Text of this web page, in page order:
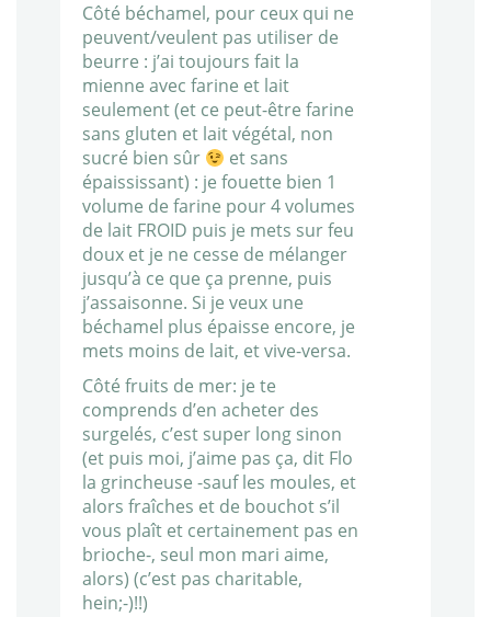
Côté béchamel, pour ceux qui ne
peuvent/veulent pas utiliser de
beurre : j’ai toujours fait la
mienne avec farine et lait
seulement (et ce peut-être farine
sans gluten et lait végétal, non
sucré bien sûr
et sans
épaississant) : je fouette bien 1
volume de farine pour 4 volumes
de lait FROID puis je mets sur feu
doux et je ne cesse de mélanger
jusqu’à ce que ça prenne, puis
j’assaisonne. Si je veux une
béchamel plus épaisse encore, je
mets moins de lait, et vive-versa.
Côté fruits de mer: je te
comprends d’en acheter des
surgelés, c’est super long sinon
(et puis moi, j’aime pas ça, dit Flo
la grincheuse -sauf les moules, et
alors fraîches et de bouchot s’il
vous plaît et certainement pas en
brioche-, seul mon mari aime,
alors) (c’est pas charitable,
hein;-)!!)